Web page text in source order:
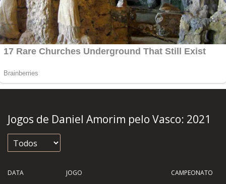
Jogos de Daniel Amorim pelo Vasco: 2021
DATA JOGO CAMPEONATO